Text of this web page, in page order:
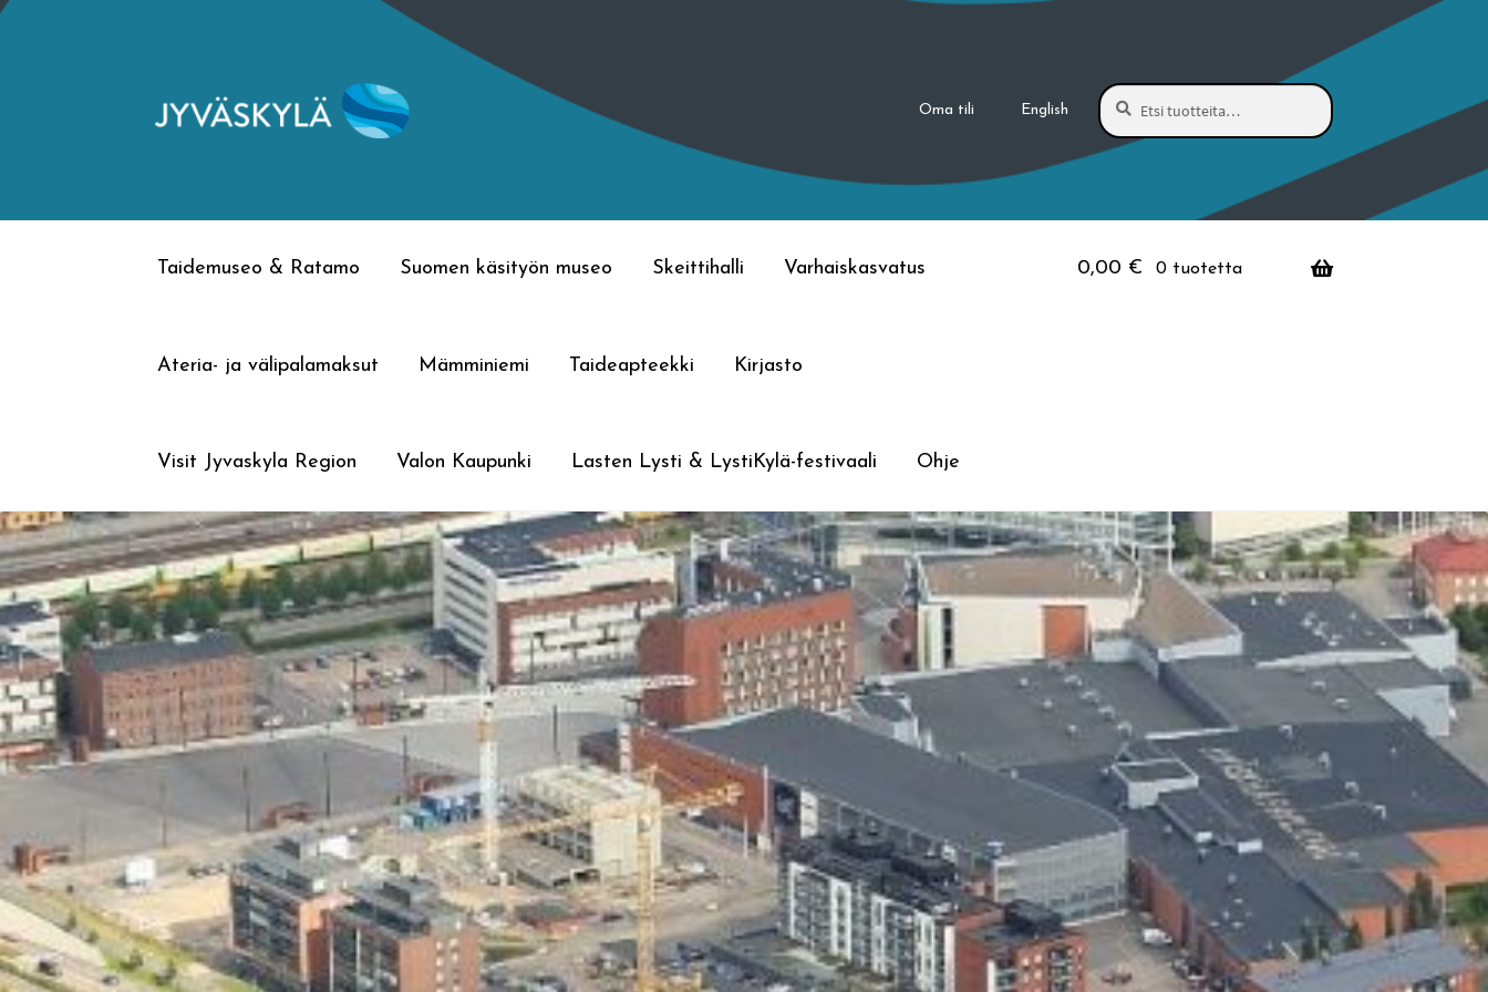
Siirry
Siirry
Oma tili English
Etsi:
Haku
Taidemuseo & Ratamo Suomen käsityön museo Skeittihalli Varhaiskasvatus
Ateria- ja välipalamaksut Mämminiemi Taideapteekki Kirjasto
Visit Jyvaskyla Region Valon Kaupunki Lasten Lysti & LystiKylä-festivaali Ohje
0,00 € 0 tuotetta